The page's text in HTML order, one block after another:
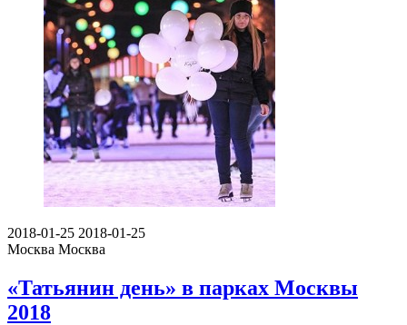
2018-01-25 2018-01-25
Москва Москва
«Татьянин день» в парках Москвы
2018